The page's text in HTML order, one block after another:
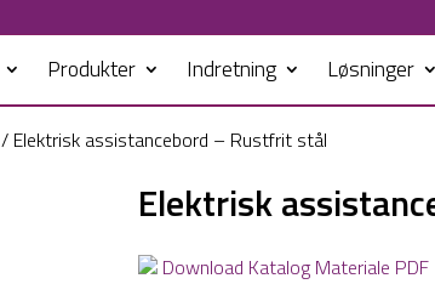
Produkter Indretning Løsninger
/ Elektrisk assistancebord – Rustfrit stål
Elektrisk
Download Katalog Materiale PDF